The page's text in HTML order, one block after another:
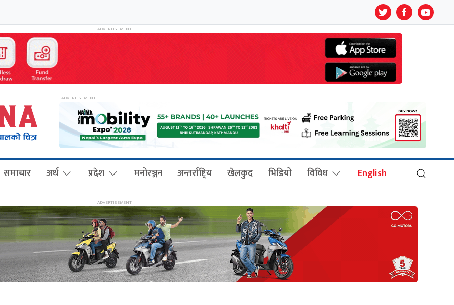
समाचार अर्थ प्रदेश मनोरञ्जन अन्तर्राष्ट्रिय खेलकुद भिडियो विविध English